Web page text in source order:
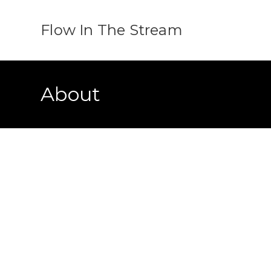
Flow In The Stream
About